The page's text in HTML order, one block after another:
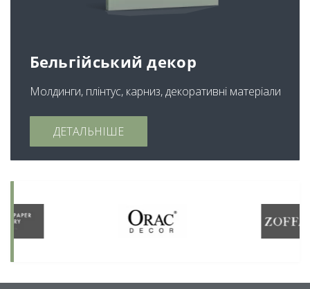
Бельгійський декор
Молдинги, плінтус, карниз, декоративні матеріали
ДЕТАЛЬНІШЕ